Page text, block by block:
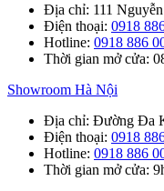
Địa chỉ: 111
Điện thoại: 0918
Hotline: 0918 886
Thời gian mở cửa:
Showroom Hà Nội
Địa chỉ: Đường Đa
Điện thoại: 0918
Hotline: 0918 886
Thời gian mở cửa: